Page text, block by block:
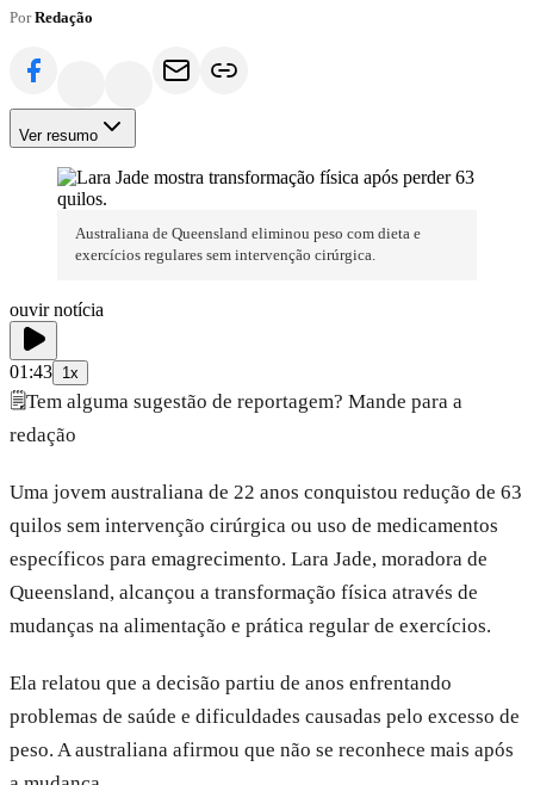
PorRedação
Ver resumo
Australiana de Queensland eliminou peso com dieta e
exercícios regulares sem intervenção cirúrgica.
ouvir notícia
01:43 1x
🗒️Tem alguma sugestão de reportagem? Mande para a
redação
Uma jovem australiana de 22 anos conquistou redução de 63
quilos sem intervenção cirúrgica ou uso de medicamentos
específicos para emagrecimento. Lara Jade, moradora de
Queensland, alcançou a transformação física através de
mudanças na alimentação e prática regular de exercícios.
Ela relatou que a decisão partiu de anos enfrentando
problemas de saúde e dificuldades causadas pelo excesso de
peso. A australiana afirmou que não se reconhece mais após